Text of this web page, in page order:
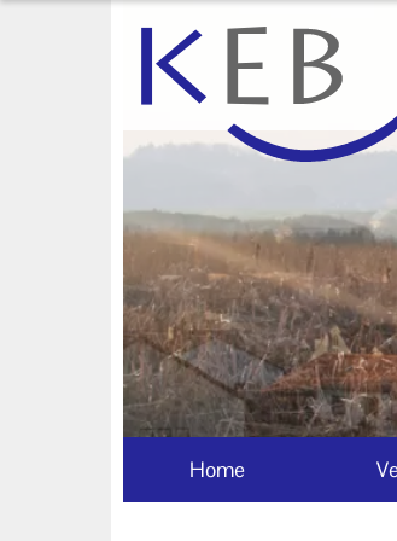
Home
Veranstaltungen
Ihr Kontakt zu uns
Datenschutzerklärung